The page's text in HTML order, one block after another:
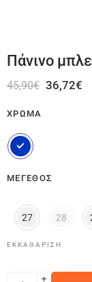
Πάνινο μπλε
45,90€ 36,72€
ΧΡΏΜΑ
ΜΈΓΕΘΟΣ
27 28
ΕΚΚΑΘΆΡΙΣΗ